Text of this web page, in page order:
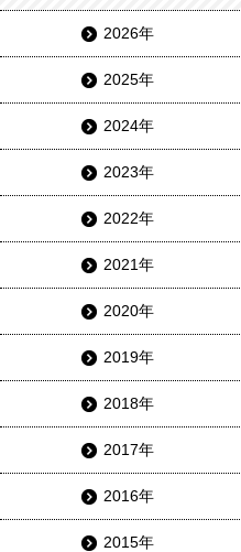
2026年
2025年
2024年
2023年
2022年
2021年
2020年
2019年
2018年
2017年
2016年
2015年